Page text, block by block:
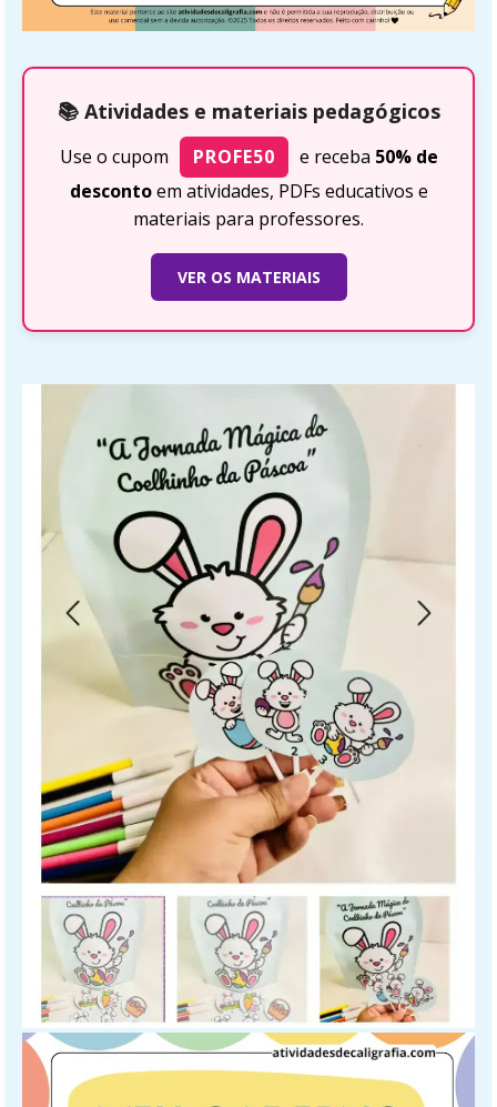
📚 Atividades e materiais pedagógicos
Use o cupom PROFE50 e receba 50% de
descontoem atividades, PDFs educativos e
materiais para professores.
VER OS MATERIAIS